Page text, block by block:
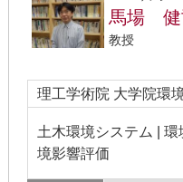
馬場 健
教授
理工学術院 大学院環
土木環境システム |
境影響評価